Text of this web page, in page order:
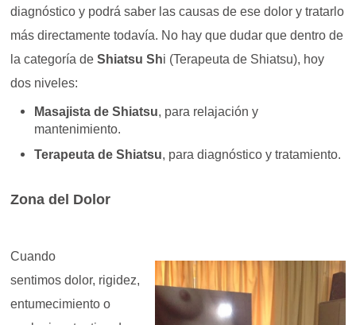
diagnóstico y podrá saber las causas de ese dolor y tratarlo
más directamente todavía. No hay que dudar que dentro de
la categoría deShiatsu Shi (Terapeuta de Shiatsu), hoy
dos niveles:
Masajista de Shiatsu, para relajación y
mantenimiento.
Terapeuta de Shiatsu, para diagnóstico y tratamiento.
Zona del Dolor
Cuando
sentimos dolor, rigidez,
entumecimiento o